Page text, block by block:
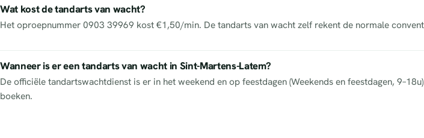
Wat kost de tandarts van wacht?
Het oproepnummer 0903 39969 kost €1,50/min. De tandarts van wacht zelf rekent de normale
Wanneer is er een tandarts van wacht in Sint-Martens-Latem?
De officiële tandartswachtdienst is er in het weekend en op feestdagen (Weekends en feestdagen,
boeken.